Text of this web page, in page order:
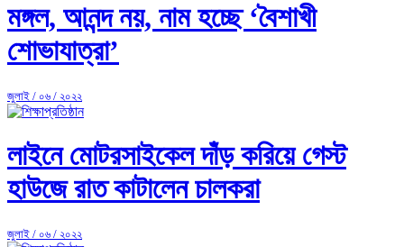
মঙ্গল, আনন্দ নয়, নাম হচ্ছে ‘বৈশাখী
শোভাযাত্রা’
জুলাই / ০৬ / ২০২২
লাইনে মোটরসাইকেল দাঁড় করিয়ে গেস্ট
হাউজে রাত কাটালেন চালকরা
জুলাই / ০৬ / ২০২২